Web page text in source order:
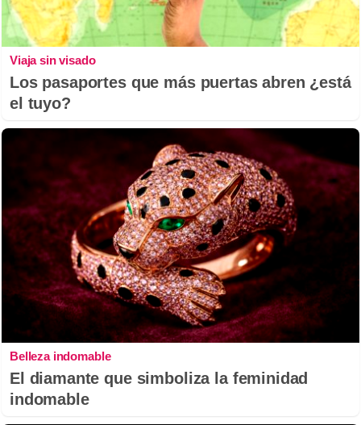
Viaja sin visado
Los pasaportes que más puertas abren ¿está
el tuyo?
Belleza indomable
El diamante que simboliza la feminidad
indomable